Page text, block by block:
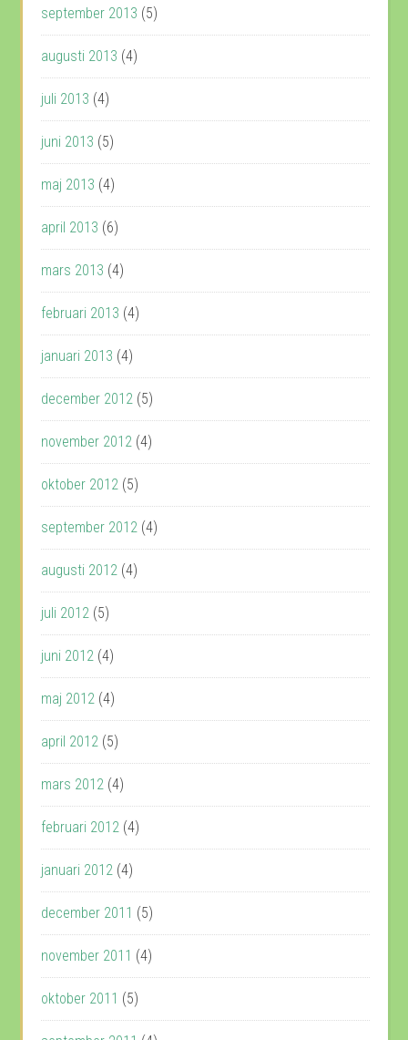
september 2013 (5)
augusti 2013 (4)
juli 2013 (4)
juni 2013 (5)
maj 2013 (4)
april 2013 (6)
mars 2013 (4)
februari 2013 (4)
januari 2013 (4)
december 2012 (5)
november 2012 (4)
oktober 2012 (5)
september 2012 (4)
augusti 2012 (4)
juli 2012 (5)
juni 2012 (4)
maj 2012 (4)
april 2012 (5)
mars 2012 (4)
februari 2012 (4)
januari 2012 (4)
december 2011 (5)
november 2011 (4)
oktober 2011 (5)